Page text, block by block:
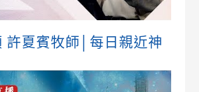
許夏賓牧師│每日親近神